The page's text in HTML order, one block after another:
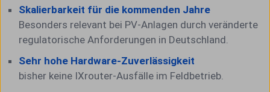
Skalierbarkeit für die kommenden Jahre
Besonders relevant bei PV-Anlagen durch veränderte
regulatorische Anforderungen in Deutschland.
Sehr hohe Hardware-Zuverlässigkeit
bisher keine IXrouter-Ausfälle im Feldbetrieb.